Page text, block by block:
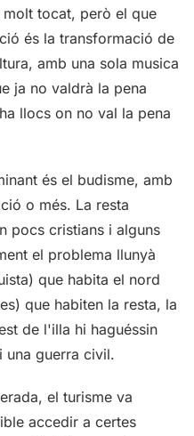
tocat, però el que
és la transformació de
amb una sola musica
ja no valdrà la pena
llocs on no val la pena
és el budisme, amb
o més. La resta
pocs cristians i alguns
el problema llunyà
que habita el nord
que habiten la resta, la
de l'illa hi haguéssin
una guerra civil.
el turisme va
accedir a certes